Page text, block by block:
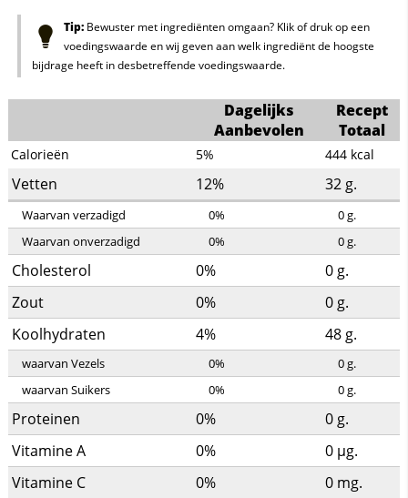
Tip:Bewuster met ingrediënten omgaan? Klik of druk op een
voedingswaarde en wij geven aan welk ingrediënt de hoogste
bijdrage heeft in desbetreffende voedingswaarde.
Dagelijks
Aanbevolen
Recept
Totaal
Calorieën 5% 444 kcal
Vetten 12% 32 g.
Waarvan verzadigd 0% 0g.
Waarvan onverzadigd
0% 0g.
Cholesterol 0% 0 g.
Zout
0% 0 g.
Koolhydraten
4% 48 g.
waarvan Vezels 0% 0g.
waarvan Suikers
0% 0g.
Proteinen 0% 0 g.
Vitamine A
0% 0 µg.
Vitamine C
0% 0 mg.